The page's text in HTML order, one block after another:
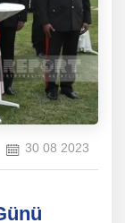
30 08 2023